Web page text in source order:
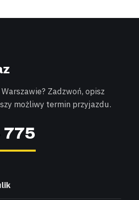
Zadzwoń, opisz
możliwy termin przyjazdu.
775